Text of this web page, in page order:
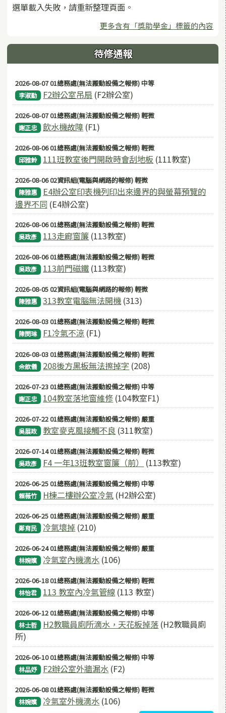
選單載入失敗，請重新整理頁面。
更多含有「獎助學金」標籤的內容
待修通報
2026-08-07 01總務處(無法搬動設備之報修) 中等
李淑勤 F2辦公室吊扇 (F2辦公室)
2026-08-07 01總務處(無法搬動設備之報修) 輕微
謝正忠 飲水機故障 (F1)
2026-08-06 01總務處(無法搬動設備之報修) 輕微
邱雅鈴 111班教室後門開啟時會刮地板 (111教室)
2026-08-06 02資訊組(電腦與網路的報修) 輕微
陳雅惠
E4辦公室印表機列印出來邊界的與螢幕預覽的
邊界不同 (E4辦公室)
2026-08-06 01總務處(無法搬動設備之報修) 輕微
吳政彥 113走廊窗簾 (113教室)
2026-08-06 01總務處(無法搬動設備之報修) 輕微
吳政彥 113前門磁鐵 (113教室)
2026-08-05 02資訊組(電腦與網路的報修) 輕微
陳雅惠 313教室電腦無法開機 (313)
2026-08-03 01總務處(無法搬動設備之報修) 輕微
陳閔琳 F1冷氣不涼 (F1)
2026-08-03 01總務處(無法搬動設備之報修) 輕微
佘歆儀 208後方黑板無法擦掉字 (208)
2026-07-23 01總務處(無法搬動設備之報修) 中等
謝正忠 104教室落地窗維修 (104教室F1)
2026-07-22 01總務處(無法搬動設備之報修) 嚴重
吳展政 教室麥克風接觸不良 (311教室)
2026-07-14 01總務處(無法搬動設備之報修) 輕微
吳政彥 F4 一年13班教室窗簾（前） (113教室)
2026-06-25 01總務處(無法搬動設備之報修) 中等
賴薇竹 H棟二樓辦公室冷氣 (H2辦公室)
2026-06-25 01總務處(無法搬動設備之報修) 嚴重
鄭育民 冷氣壞掉 (210)
2026-06-24 01總務處(無法搬動設備之報修) 嚴重
林婉嬪 冷氣室內機滴水 (106)
2026-06-18 01總務處(無法搬動設備之報修) 輕微
林怡君 113 教室內冷氣管線 (113 教室)
2026-06-12 01總務處(無法搬動設備之報修) 中等
林士哲 H2教職員廁所滴水，天花板掉落 (H2教職員廁
所)
2026-06-10 01總務處(無法搬動設備之報修) 中等
林品妤 F2辦公室外牆漏水 (F2)
2026-06-08 01總務處(無法搬動設備之報修) 輕微
林婉嬪 冷氣室外機滴水 (106)